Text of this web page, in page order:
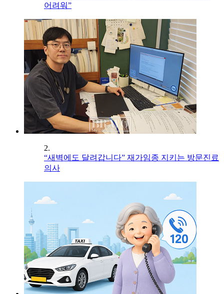
어려워”
2.
“새벽에도 달려갑니다” 재가임종 지키는 방문진료
의사